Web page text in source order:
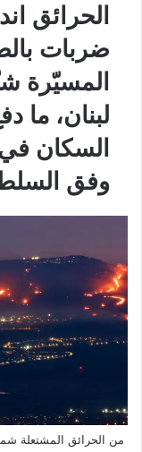
الحرائق
ضربات
المسيّرة
لبنان، ما
السكان في
وفق
من الحرائق المشتعلة